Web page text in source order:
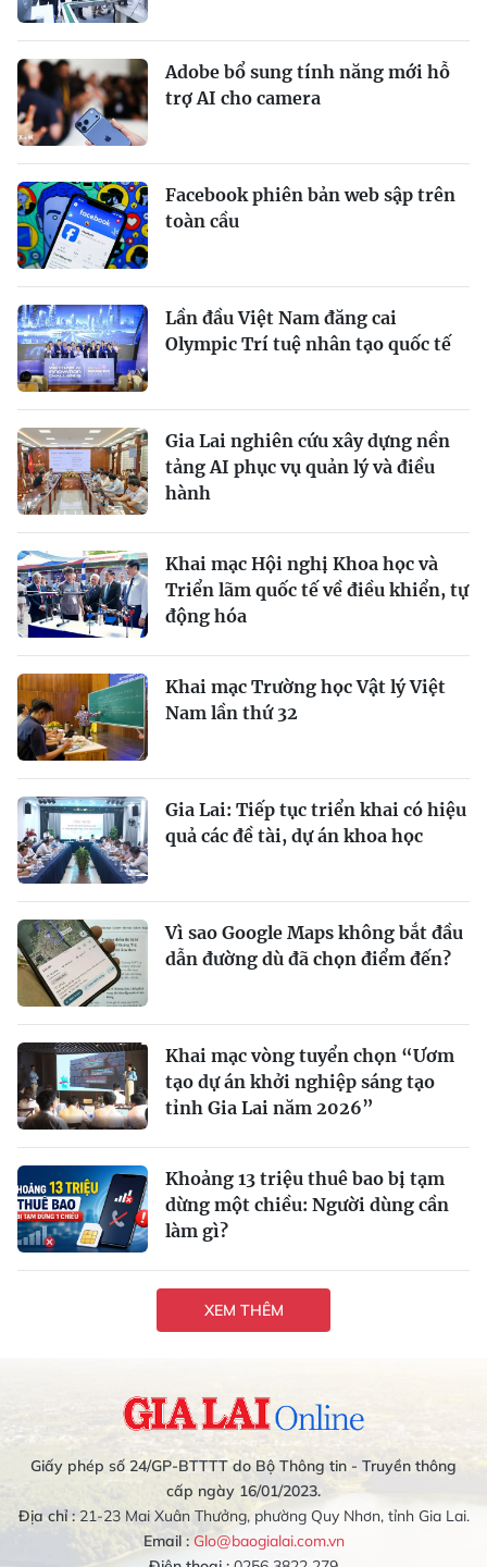
Adobe bổ sung tính năng mới hỗ
trợ AI cho camera
Facebook phiên bản web sập trên
toàn cầu
Lần đầu Việt Nam đăng cai
Olympic Trí tuệ nhân tạo quốc tế
Gia Lai nghiên cứu xây dựng nền
tảng AI phục vụ quản lý và điều
hành
Khai mạc Hội nghị Khoa học và
Triển lãm quốc tế về điều khiển, tự
động hóa
Khai mạc Trường học Vật lý Việt
Nam lần thứ 32
Gia Lai: Tiếp tục triển khai có hiệu
quả các đề tài, dự án khoa học
Vì sao Google Maps không bắt đầu
dẫn đường dù đã chọn điểm đến?
Khai mạc vòng tuyển chọn “Ươm
tạo dự án khởi nghiệp sáng tạo
tỉnh Gia Lai năm 2026”
Khoảng 13 triệu thuê bao bị tạm
dừng một chiều: Người dùng cần
làm gì?
XEM THÊM
Giấy phép số 24/GP-BTTTT do Bộ Thông tin - Truyền thông
cấp ngày 16/01/2023.
Địa chỉ :21-23 Mai Xuân Thưởng, phường Quy Nhơn, tỉnh Gia Lai.
Email : Glo@baogialai.com.vn